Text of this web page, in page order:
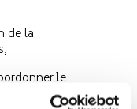
de la
le
ressources